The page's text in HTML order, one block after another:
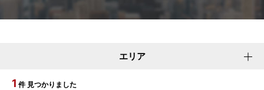
エリア
1 件 見つかりました